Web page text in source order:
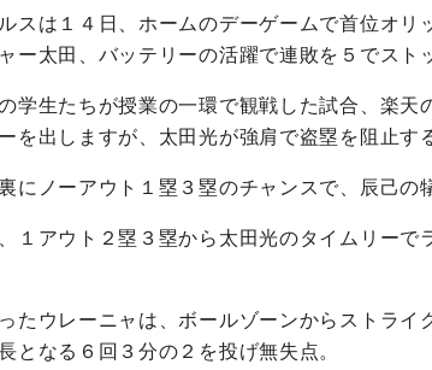
スは１４日、ホームのデーゲームで首位オリ
ー太田、バッテリーの活躍で連敗を５でスト
学生たちが授業の一環で観戦した試合、楽天
を出しますが、太田光が強肩で盗塁を阻止す
にノーアウト１塁３塁のチャンスで、辰己の
１アウト２塁３塁から太田光のタイムリーで
たウレーニャは、ボールゾーンからストライ
となる６回３分の２を投げ無失点。